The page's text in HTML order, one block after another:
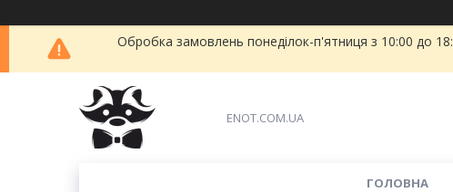
Обробка замовлень понеділок-п'ятниця з 10:00 до
ENOT.COM.UA
ГОЛОВНА